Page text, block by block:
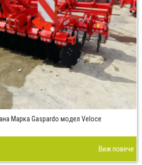
Марка Gaspardo модел Veloce
Виж повече